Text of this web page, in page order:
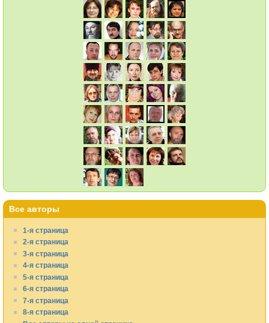
Все авторы
1-я страница
2-я страница
3-я страница
4-я страница
5-я страница
6-я страница
7-я страница
8-я страница